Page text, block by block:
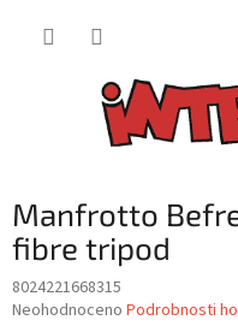
Manfrotto
fibre tripod
8024221668315
Průměrné
Neohodnoceno Podrobnosti